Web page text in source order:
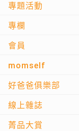
專題活動
專欄
會員
momself
好爸爸俱樂部
線上雜誌
菁品大賞